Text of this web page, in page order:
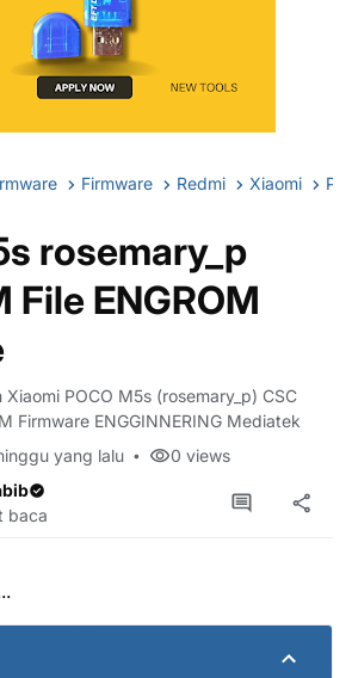
Firmware Redmi Xiaomi
rosemary_p
File ENGROM
Xiaomi POCO M5s (rosemary_p) CSC
Firmware ENGGINNERING Mediatek
yang lalu 0 views
baca